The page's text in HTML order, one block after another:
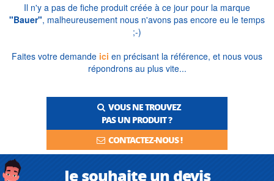
Il n'y a pas de fiche produit créée à ce jour pour la marque
"Bauer", malheureusement nous n'avons pas encore eu le temps
;-)
Faites votre demande ici en précisant la référence, et nous vous
répondrons au plus vite...
VOUS NE TROUVEZ
PAS UN PRODUIT ?
CONTACTEZ-NOUS !
Je souhaite un devis